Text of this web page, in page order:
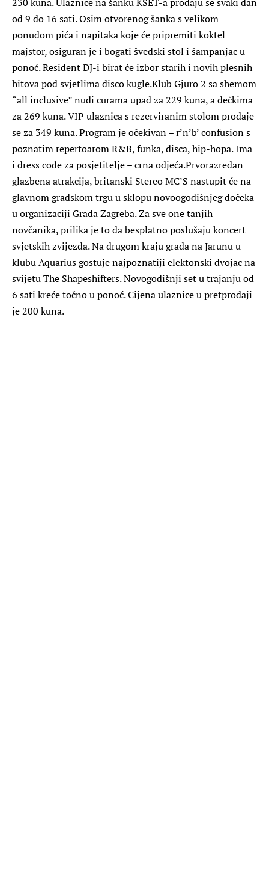
od 9 do 16 sati. Osim otvorenog šanka s velikom
ponudom pića i napitaka koje će pripremiti koktel
majstor, osiguran je i bogati švedski stol i šampanjac u
ponoć. Resident DJ-i birat će izbor starih i novih plesnih
hitova pod svjetlima disco kugle.Klub Gjuro 2 sa shemom
“all inclusive” nudi curama upad za 229 kuna, a dečkima
za 269 kuna. VIP ulaznica s rezerviranim stolom prodaje
se za 349 kuna. Program je očekivan – r’n’b’ confusion s
poznatim repertoarom R&B, funka, disca, hip-hopa. Ima
i dress code za posjetitelje – crna odjeća.Prvorazredan
glazbena atrakcija, britanski Stereo MC’S nastupit će na
glavnom gradskom trgu u sklopu novoogodišnjeg dočeka
u organizaciji Grada Zagreba. Za sve one tanjih
novčanika, prilika je to da besplatno poslušaju koncert
svjetskih zvijezda. Na drugom kraju grada na Jarunu u
klubu Aquarius gostuje najpoznatiji elektonski dvojac na
svijetu The Shapeshifters. Novogodišnji set u trajanju od
6 sati kreće točno u ponoć. Cijena ulaznice u pretprodaji
je 200 kuna.